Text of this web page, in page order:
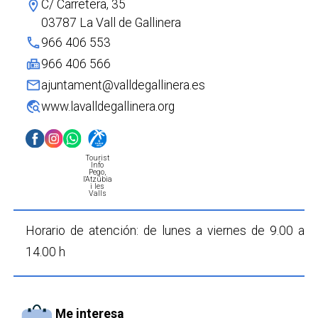
Castell de Benissili i Poblat ibèric del Xarpolar
Itinerari Botànic de l'Ombria de Benirrama
PR-CV 43 Les Valls
location_onC/ Carretera, 35
03787 La Vall de Gallinera
phone966 406 553
fax966 406 566
mailajuntament@valldegallinera.es
travel_explorewww.lavalldegallinera.org
Tourist
Info
Pego,
l'Atzúbia
i les
Valls
Horario de atención: de lunes a viernes de 9.00 a
14.00 h
Me interesa